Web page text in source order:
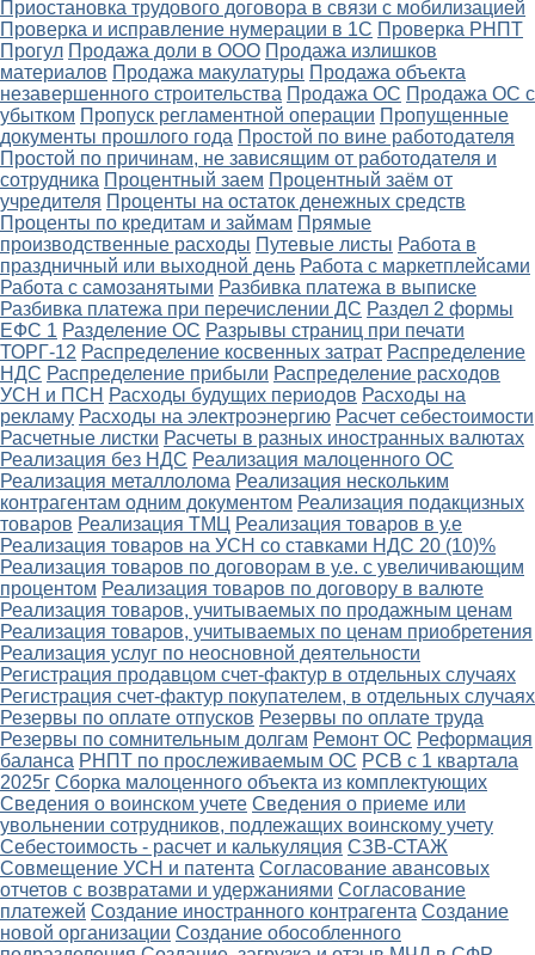
Приостановка трудового договора в связи с мобилизацией
Проверка и исправление нумерации в 1С Проверка РНПТ
Прогул Продажа доли в ООО Продажа излишков
материалов Продажа макулатуры Продажа объекта
незавершенного строительства Продажа ОС Продажа ОС с
убытком Пропуск регламентной операции Пропущенные
документы прошлого года Простой по вине работодателя
Простой по причинам, не зависящим от работодателя и
сотрудника Процентный заем Процентный заём от
учредителя Проценты на остаток денежных средств
Проценты по кредитам и займам Прямые
производственные расходы Путевые листы Работа в
праздничный или выходной день Работа с маркетплейсами
Работа с самозанятыми Разбивка платежа в выписке
Разбивка платежа при перечислении ДС Раздел 2 формы
ЕФС 1 Разделение ОС Разрывы страниц при печати
ТОРГ-12 Распределение косвенных затрат Распределение
НДС Распределение прибыли Распределение расходов
УСН и ПСН Расходы будущих периодов Расходы на
рекламу Расходы на электроэнергию Расчет себестоимости
Расчетные листки Расчеты в разных иностранных валютах
Реализация без НДС Реализация малоценного ОС
Реализация металлолома Реализация нескольким
контрагентам одним документом Реализация подакцизных
товаров Реализация ТМЦ Реализация товаров в у.е
Реализация товаров на УСН со ставками НДС 20 (10)%
Реализация товаров по договорам в у.е. с увеличивающим
процентом Реализация товаров по договору в валюте
Реализация товаров, учитываемых по продажным ценам
Реализация товаров, учитываемых по ценам приобретения
Реализация услуг по неосновной деятельности
Регистрация продавцом счет-фактур в отдельных случаях
Регистрация счет-фактур покупателем, в отдельных случаях
Резервы по оплате отпусков Резервы по оплате труда
Резервы по сомнительным долгам Ремонт ОС Реформация
баланса РНПТ по прослеживаемым ОС РСВ с 1 квартала
2025г Сборка малоценного объекта из комплектующих
Сведения о воинском учете Сведения о приеме или
увольнении сотрудников, подлежащих воинскому учету
Себестоимость - расчет и калькуляция СЗВ-СТАЖ
Совмещение УСН и патента Согласование авансовых
отчетов с возвратами и удержаниями Согласование
платежей Создание иностранного контрагента Создание
новой организации Создание обособленного